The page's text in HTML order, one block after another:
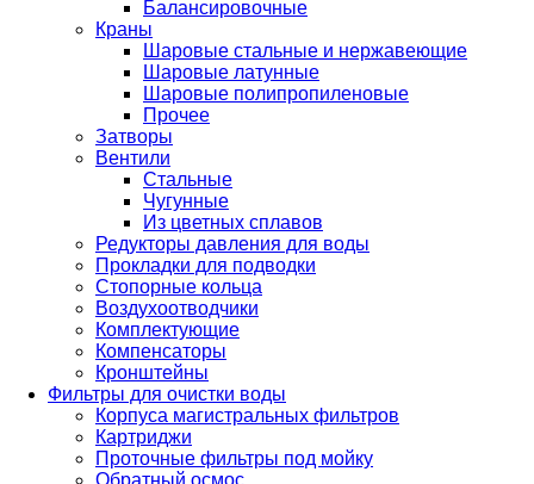
Балансировочные
Краны
Шаровые стальные и нержавеющие
Шаровые латунные
Шаровые полипропиленовые
Прочее
Затворы
Вентили
Стальные
Чугунные
Из цветных сплавов
Редукторы давления для воды
Прокладки для подводки
Стопорные кольца
Воздухоотводчики
Комплектующие
Компенсаторы
Кронштейны
Фильтры для очистки воды
Корпуса магистральных фильтров
Картриджи
Проточные фильтры под мойку
Обратный осмос